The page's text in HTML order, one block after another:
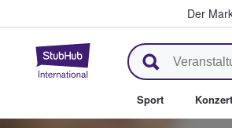
Der
StubHub - Wo
Sport